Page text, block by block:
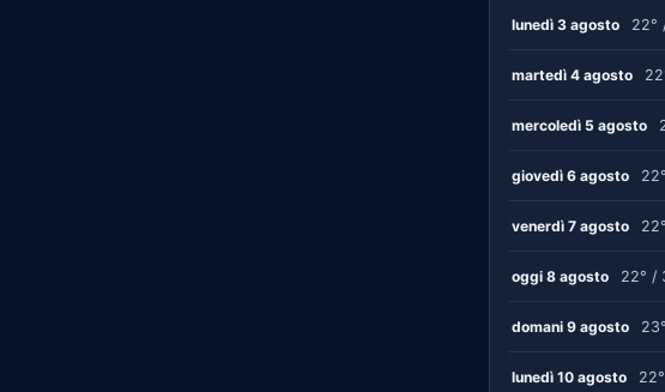
lunedì 3 agosto 22°
martedì 4 agosto
mercoledì 5 agosto
giovedì 6 agosto
venerdì 7 agosto
oggi 8 agosto 22° /
domani 9 agosto
lunedì 10 agosto